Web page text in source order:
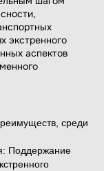
экстренного
аспектов
среди
Поддержание